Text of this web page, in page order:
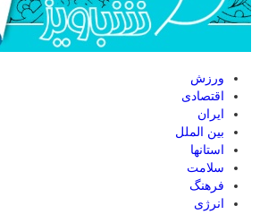
ورزش
اقتصادی
ایران
بین الملل
استانها
سلامت
فرهنگ
انرژی